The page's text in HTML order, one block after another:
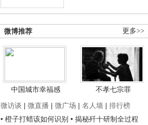
更多>>
微博推荐
中国城市幸福感
不孝七宗罪
微访谈 | 微直播 | 微广场 | 名人墙 | 排行榜
• 橙子打蜡该如何识别 • 揭秘歼十研制全过程